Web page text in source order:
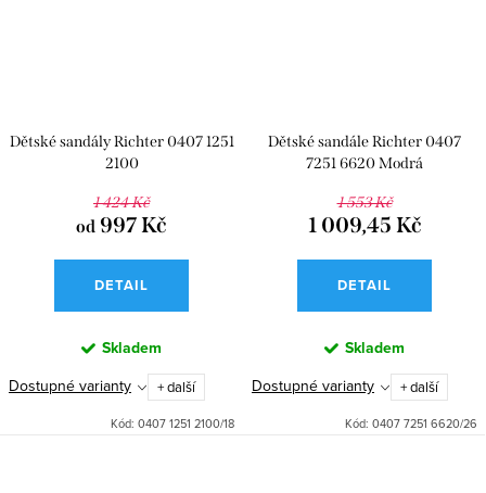
Dětské sandály Richter 0407 1251
2100
1 424 Kč
od 997 Kč
DETAIL
Skladem
Dostupné varianty
+ další
Kód: 0407 1251 2100/18
Dětské sandále Richter 0407
7251 6620 Modrá
1 553 Kč
1 009,45 Kč
DETAIL
Skladem
Dostupné varianty
+ další
Kód: 0407 7251 6620/26